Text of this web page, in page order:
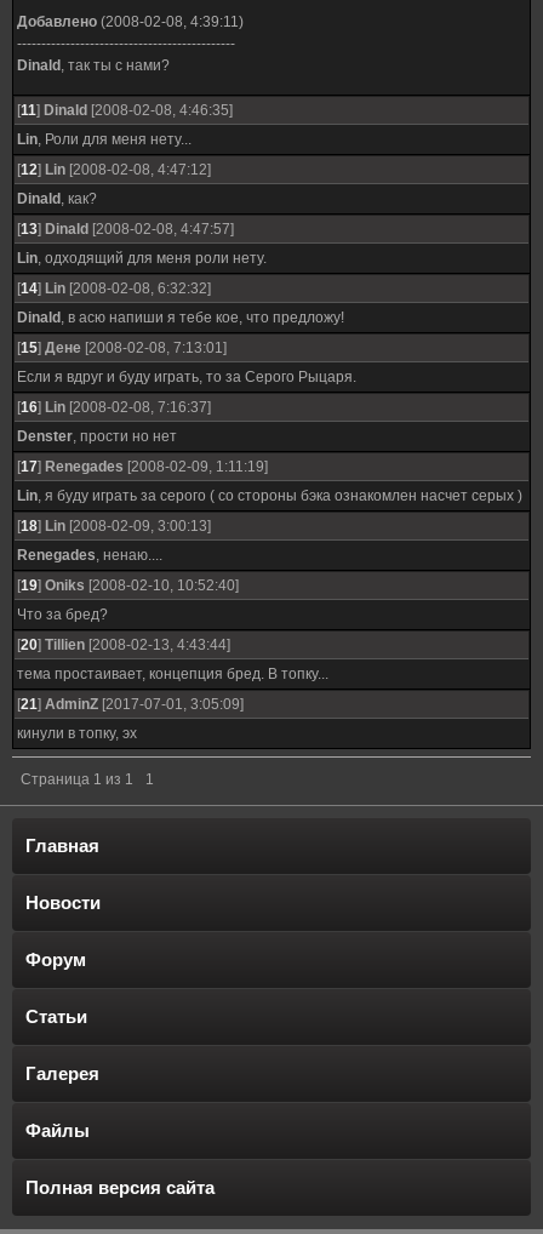
Добавлено (2008-02-08, 4:39:11)
---------------------------------------------
Dinald , так ты с нами?
[11] Dinald [2008-02-08, 4:46:35]
Lin, Роли для меня нету...
[12] Lin [2008-02-08, 4:47:12]
Dinald , как?
[13] Dinald [2008-02-08, 4:47:57]
Lin, одходящий для меня роли нету.
[14] Lin [2008-02-08, 6:32:32]
Dinald , в асю напиши я тебе кое, что предложу!
[15] Дене [2008-02-08, 7:13:01]
Если я вдруг и буду играть, то за Серого Рыцаря.
[16] Lin [2008-02-08, 7:16:37]
Denster, прости но нет
[17] Renegades [2008-02-09, 1:11:19]
Lin, я буду играть за серого ( со стороны бэка ознакомлен насчет серых )
[18] Lin [2008-02-09, 3:00:13]
Renegades, ненаю....
[19] Oniks [2008-02-10, 10:52:40]
Что за бред?
[20] Tillien [2008-02-13, 4:43:44]
тема простаивает, концепция бред. В топку...
[21] AdminZ [2017-07-01, 3:05:09]
кинули в топку, эх
Страница 1 из 1 1
Главная
Новости
Форум
Статьи
Галерея
Файлы
Полная версия сайта